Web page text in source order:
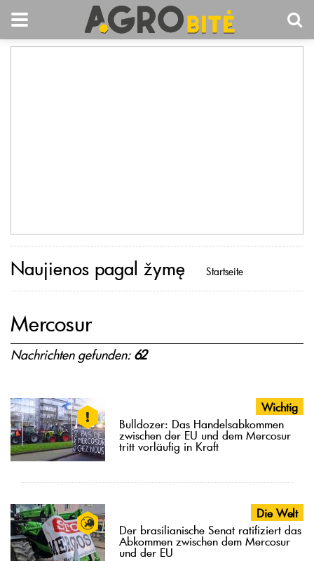
Naujienos pagal žymę Startseite
Mercosur
Nachrichten gefunden: 62
Wichtig
Bulldozer: Das Handelsabkommen
zwischen der EU und dem Mercosur
tritt vorläufig in Kraft
Die Welt
Der brasilianische Senat ratifiziert das
Abkommen zwischen dem Mercosur
und der EU